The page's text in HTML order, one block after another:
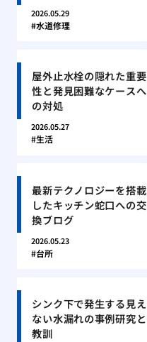
2026.05.29
水道修理
屋外止水栓の隠れた重要
性と発見困難なケースへ
の対処
2026.05.27
生活
最新テクノロジーを搭載
したキッチン蛇口への交
換ブログ
2026.05.23
台所
シンク下で発生する見え
ない水漏れの事例研究と
教訓